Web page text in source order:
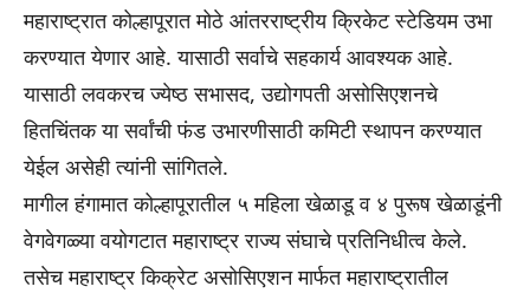
महाराष्ट्रात कोल्हापूरात मोठे आंतरराष्ट्रीय क्रिकेट स्टेडियम उभा
करण्यात येणार आहे. यासाठी सर्वाचे सहकार्य आवश्यक आहे.
यासाठी लवकरच ज्येष्ठ सभासद, उद्योगपती असोसिएशनचे
हितचिंतक या सर्वांची फंड उभारणीसाठी कमिटी स्थापन करण्यात
येईल असेही त्यांनी सांगितले.
मागील हंगामात कोल्हापूरातील ५ महिला खेळाडू व ४ पुरूष खेळाडूंनी
वेगवेगळ्या वयोगटात महाराष्ट्र राज्य संघाचे प्रतिनिधीत्व केले.
तसेच महाराष्ट्र किक्रेट असोसिएशन मार्फत महाराष्ट्रातील